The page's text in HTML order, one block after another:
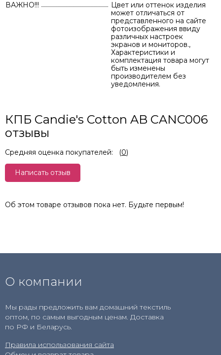
ВАЖНО!!!
Цвет или оттенок изделия
может отличаться от
представленного на сайте
фотоизображения ввиду
различных настроек
экранов и мониторов.,
Характеристики и
комплектация товара могут
быть изменены
производителем без
уведомления.
КПБ Candie's Cotton AB CANC006
отзывы
Средняя оценка покупателей: (0)
Написать отзыв
Об этом товаре отзывов пока нет. Будьте первым!
О компании
Мы рады предложить вам домашний текстиль
оптом, по самым выгодным ценам. Доставка
по РФ и Беларусь.
Правила использования сайта